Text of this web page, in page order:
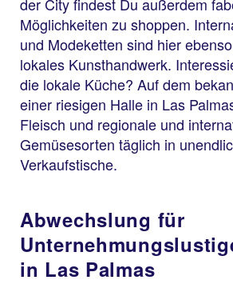
Möglichkeiten zu shoppen.
und Modeketten sind hier
lokales Kunsthandwerk.
die lokale Küche? Auf dem
einer riesigen Halle in Las
Fleisch und regionale und
Gemüsesorten täglich in
Verkaufstische.
Abwechslung für
in Las Palmas